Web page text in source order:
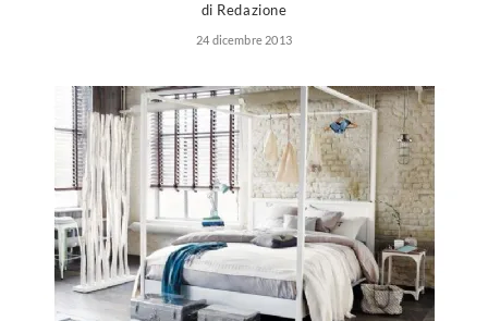
Cappe
Lavastoviglie
Lavatrici
Asciugatrici
Piccoli
Elettrodomestici
Casalinghi
Faretti
Applique
Plafoniere
Riscaldamento
Caminetti
Stufe
Radiatori
di Redazione
24 dicembre 2013